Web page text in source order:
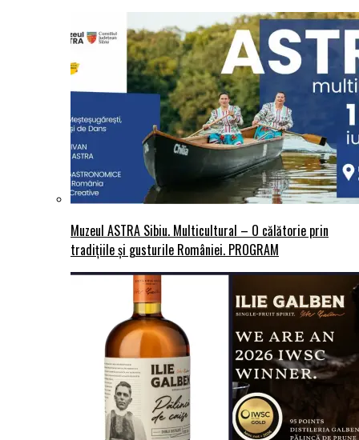
Muzeul ASTRA Sibiu. Multicultural – O călătorie prin
tradițiile și gusturile României. PROGRAM